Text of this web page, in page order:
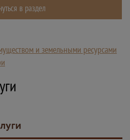
в раздел
и земельными ресурсами